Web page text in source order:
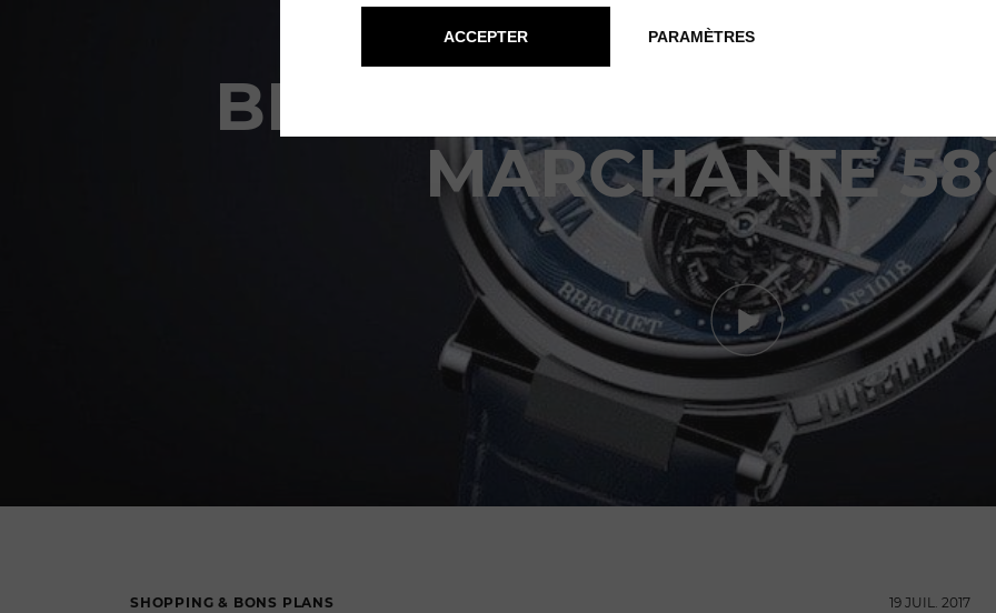
BREGUET : MARINE
MARCHANTE
SHOPPING & BONS PLANS 19 JUIL. 2017
PARAMÈTRES
ACCEPTER